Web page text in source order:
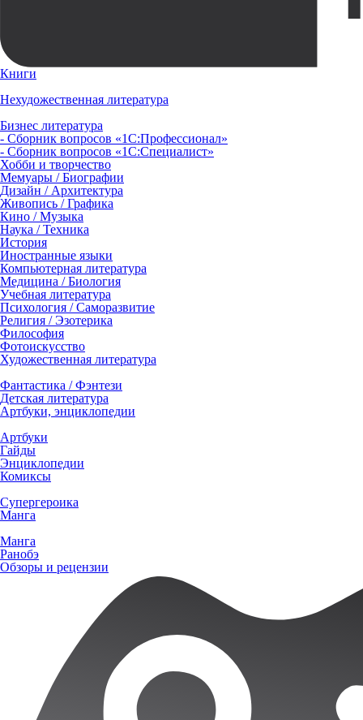
Книги
Нехудожественная литература
Бизнес литература
- Сборник вопросов «1С:Профессионал»
- Сборник вопросов «1С:Специалист»
Хобби и творчество
Мемуары / Биографии
Дизайн / Архитектура
Живопись / Графика
Кино / Музыка
Наука / Техника
История
Иностранные языки
Компьютерная литература
Медицина / Биология
Учебная литература
Психология / Саморазвитие
Религия / Эзотерика
Философия
Фотоискусство
Художественная литература
Фантастика / Фэнтези
Детская литература
Артбуки, энциклопедии
Артбуки
Гайды
Энциклопедии
Комиксы
Супергероика
Манга
Манга
Ранобэ
Обзоры и рецензии